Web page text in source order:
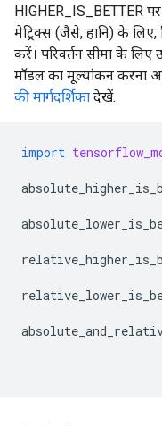
HIGHER_IS_BETTER
मेट्रिक्स (जैसे, हानि) के
करें। परिवर्तन सीमा के
मॉडल का मूल्यांकन करना
की मार्गदर्शिका देखें.
import